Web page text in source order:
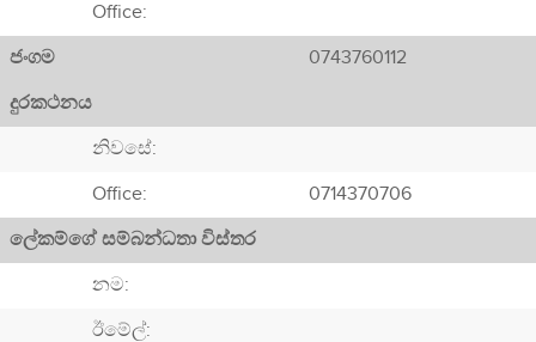
Office:
ජංගම
0743760112
දුරකථනය
නිවසේ:
Office:
0714370706
ලේකම්ගේ සම්බන්ධතා විස්තර
නම:
ඊමේල්: